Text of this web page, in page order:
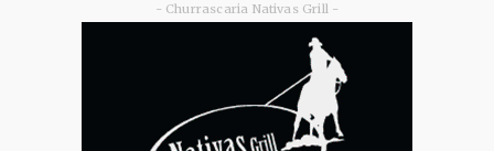
- Churrascaria Nativas Grill -